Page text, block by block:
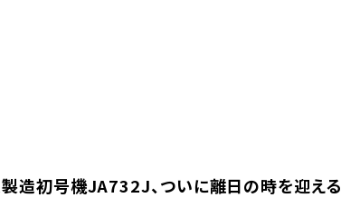
造初号機JA732J、ついに離日の時を迎える